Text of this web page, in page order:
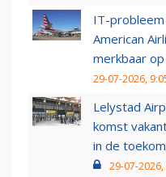
IT-
American
merkbaar op
29-07-2026,
Lelystad
komst
in de
29-07-2026,